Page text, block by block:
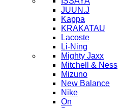
JUUN.J
Kappa
KRAKATAU
Lacoste
Li-Ning
Mighty Jaxx
Mitchell & Ness
Mizuno
New Balance
Nike
On